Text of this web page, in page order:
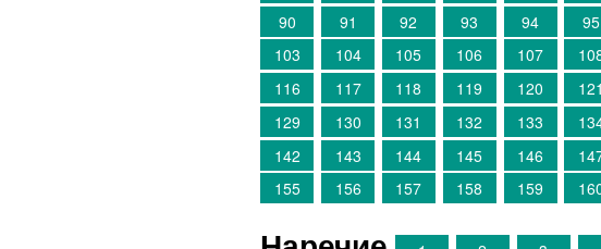
90
91 92 93 94 95
103
104 105 106 107
116
117 118 119 120 121
129
130 131 132 133
142
143 144 145 146
155
156 157 158 159